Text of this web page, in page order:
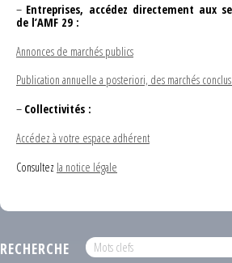
– Entreprises, accédez directement aux
de l’AMF 29 :
Annonces de marchés publics
Publication annuelle a posteriori, des marchés
– Collectivités :
Accédez à votre espace adhérent
Consultez la notice légale
RECHERCHE